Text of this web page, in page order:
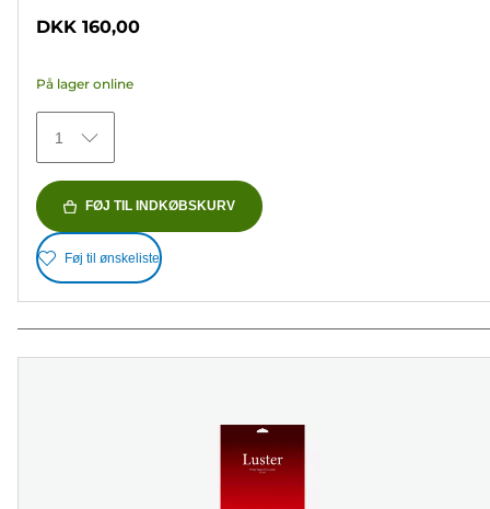
af
stjerner.
154
anmeldelser
DKK 160,00
På lager online
1
FØJ TIL INDKØBSKURV
Føj til ønskeliste